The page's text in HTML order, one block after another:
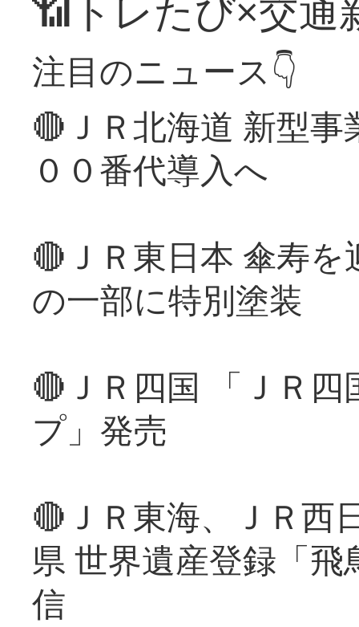
📶トレたび×交通
注目のニュース👇
🔴ＪＲ北海道 新型
００番代導入へ
🔴ＪＲ東日本 傘寿
の一部に特別塗装
🔴ＪＲ四国 「ＪＲ
プ」発売
🔴ＪＲ東海、ＪＲ西
県 世界遺産登録「
信